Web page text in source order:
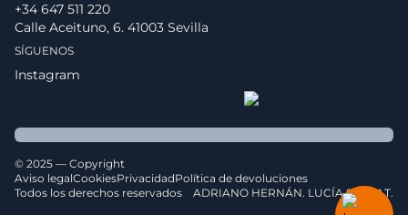
+34 647 511 220
Calle Aceituno, 6. 41003 Sevilla
SÍGUENOS
Instagram
© 2025 — Copyright
Aviso legalCookiesPrivacidadPolítica de devoluciones
Todos los derechos reservados
ADRIANO HERNÁN. LUCÍA SERRAT.